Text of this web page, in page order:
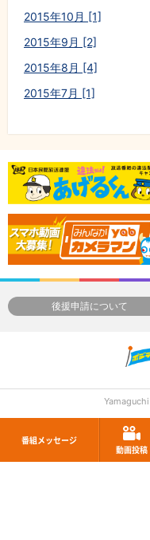
番組メッセージ
動画投稿
2015年10月 [1]
2015年9月 [2]
2015年8月 [4]
2015年7月 [1]
後援申請について